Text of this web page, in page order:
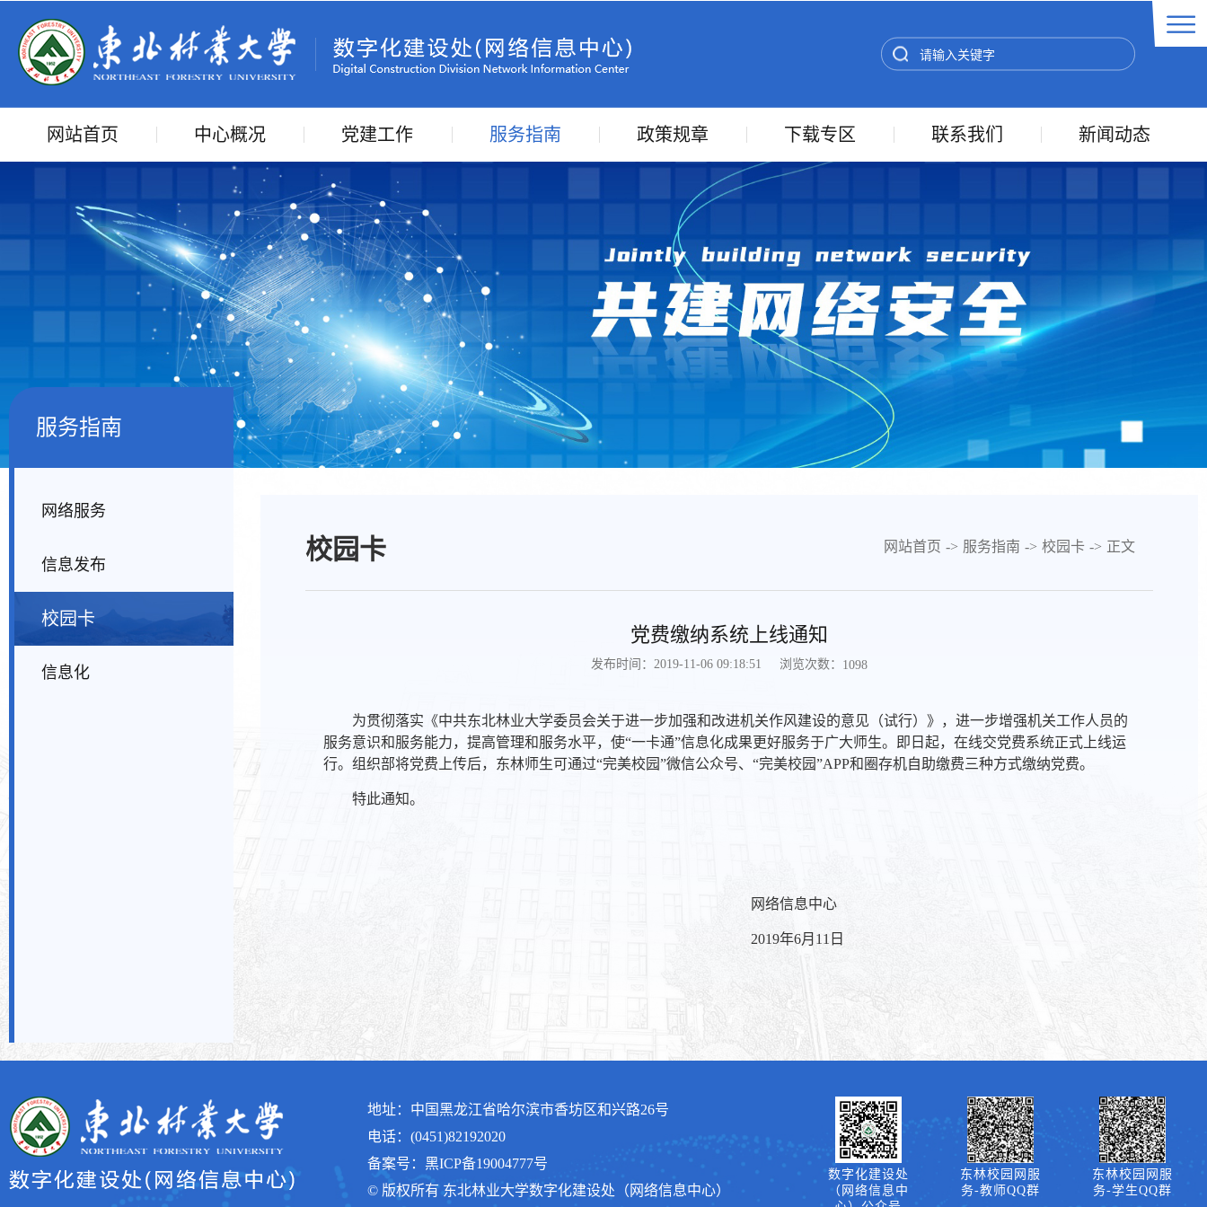
网站首页 中心概况 党建工作 服务指南 政策规章 下载专区 联系我们 新闻动态
服务指南
网络服务
信息发布
校园卡
信息化
校园卡 网站首页 -> 服务指南 -> 校园卡 -> 正文
党费缴纳系统上线通知
发布时间：2019-11-06 09:18:51 浏览次数： 1098
为贯彻落实《中共东北林业大学委员会关于进一步加强和改进机关作风建设的意见（试行）》，进一步增强机关工作人员的
服务意识和服务能力，提高管理和服务水平，使“一卡通”信息化成果更好服务于广大师生。即日起，在线交党费系统正式上线运
行。组织部将党费上传后，东林师生可通过“完美校园”微信公众号、“完美校园”APP和圈存机自助缴费三种方式缴纳党费。
特此通知。
网络信息中心
2019年6月11日
地址：中国黑龙江省哈尔滨市香坊区和兴路26号
电话：(0451)82192020
备案号：黑ICP备19004777号
© 版权所有 东北林业大学数字化建设处（网络信息中心）
数字化建设处
（网络信息中
东林校园网服
务-教师QQ群
东林校园网服
务-学生QQ群